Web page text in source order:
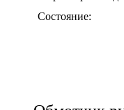
Состояние: